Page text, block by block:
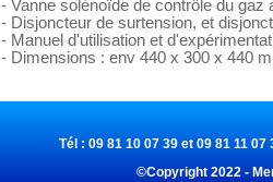
- Vanne solénoïde de contrôle du gaz
- Disjoncteur de surtension, et
- Manuel d'utilisation et
- Dimensions : env 440 x 300 x 440
Tél : 09 81 10 07 39 et 09 81 11
©Copyright 2022 -